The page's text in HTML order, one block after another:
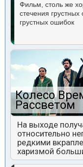
Фильм, столь же
стечения
грустных ошибок
Колесо
Рассветом
На выходе
относительно
редкими
харизмой